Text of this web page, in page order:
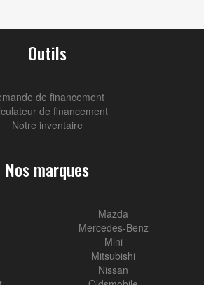
Outils
de financement
de financement
Notre inventaire
Nos marques
Mazda
Mercedes-Benz
Mini
Mitsubishi
Nissan